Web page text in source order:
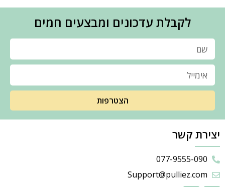
לקבלת עדכונים ומבצעים חמים
הצטרפות
יצירת קשר
077-9555-090
Support@pulliez.com